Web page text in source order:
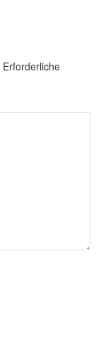
Erforderliche